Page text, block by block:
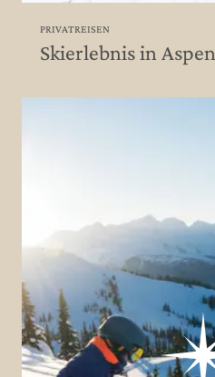
PRIVATREISEN
Skierlebnis in Aspen